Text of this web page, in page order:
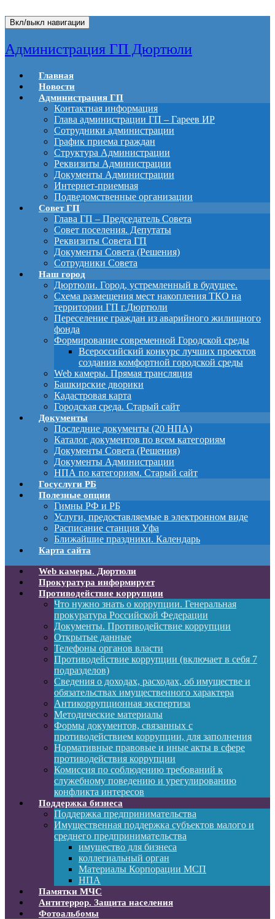
Вкл/выкл навигации
Администрация ГП Дюртюли
Главная
Новости
Администрация ГП
Контактная информация
Глава администрации ГП – Гареев ИР
Сотрудники администрации
График приема граждан
Структура Администрации
Реквизиты Администрации
Документы Администрации
Интернет-приемная
Подведомственные организации
Совет ГП
Глава ГП – Председатель Совета
Совет поселения. Депутаты
Реквизиты Совета ГП
Документы Совета (Решения)
Сотрудники Совета
Наш город
Дюртюли. Город, устремленный в будущее.
Схема размещения мест накопления ТКО на
территории ГП г.Дюртюли
Переселение граждан из аварийного жилищного
фонда
Формирование современной Городской среды
Всероссийский конкурс лучших проектов
создания комфортной городской среды
Web камеры. Прямая трансляция
Башкирские дворики
Кадастровая карта
Городская среда. Старый сайт
Документы
Последние документы (20 НПА)
Каталог документов по всем категориям
Документы Совета (Решения)
Документы Администрации
НПА по категориям. Старый сайт
Госуслуги РБ
Полезные опции
Гимны РФ и РБ
Услуги, предоставляемые в электронном виде
Расписание станция Уфа
Ближайшие праздники. Календарь
Карта сайта
Web камеры. Дюртюли
Прокуратура информирует
Противодействие коррупции
Что нужно знать о коррупции. Генеральная
прокуратура Российской Федерации
Документы. Противодействие коррупции
Открытые данные
Телефоны органов власти
Противодействие коррупции (включает в себя 7
подразделов)
Сведения о доходах, расходах, об имуществе и
обязательствах имущественного характера
Антикоррупционная экспертиза
Методические материалы
Формы документов, связанных с
противодействием коррупции, для заполнения
Нормативные правовые и иные акты в сфере
противодействия коррупции
Комиссия по соблюдению требований к
служебному поведению и урегулированию
конфликта интересов
Поддержка бизнеса
Поддержка предпринимательства
Имущественная поддержка субъектов малого и
среднего предпринимательства
имущество для бизнеса
коллегиальный орган
Материалы Корпорации МСП
НПА
Памятки МЧС
Антитеррор. Защита населения
Фотоальбомы